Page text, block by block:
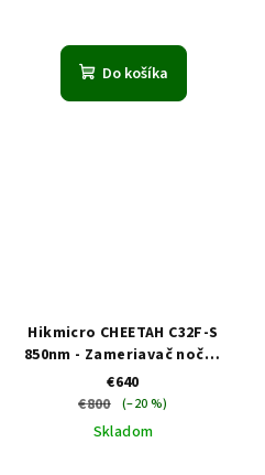
Do košíka
Hikmicro CHEETAH C32F-S
850nm - Zameriavač nočné
videnie
€640
€800 (–20 %)
Skladom